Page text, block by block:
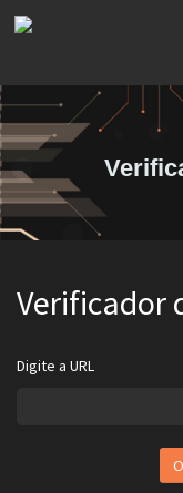
Verificador
Digite a URL